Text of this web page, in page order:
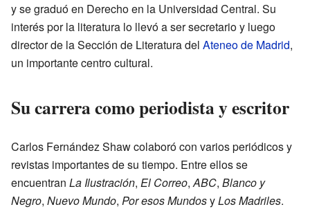
y se graduó en Derecho en la Universidad Central. Su
interés por la literatura lo llevó a ser secretario y luego
director de la Sección de Literatura del Ateneo de Madrid,
un importante centro cultural.
Su carrera como periodista y escritor
Carlos Fernández Shaw colaboró con varios periódicos y
revistas importantes de su tiempo. Entre ellos se
encuentran La Ilustración, El Correo,ABC, Blanco y
Negro, Nuevo Mundo, Por esos MundosyLos Madriles.